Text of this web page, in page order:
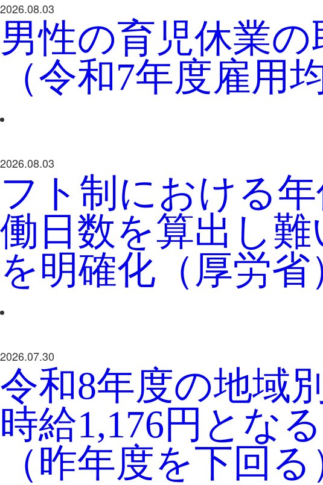
2026.08.03
男性の育児休業
（令和7年度雇用
2026.08.03
フト制における
働日数を算出し
を明確化（厚労省
2026.07.30
令和8年度の地域
時給1,176円とな
（昨年度を下回る